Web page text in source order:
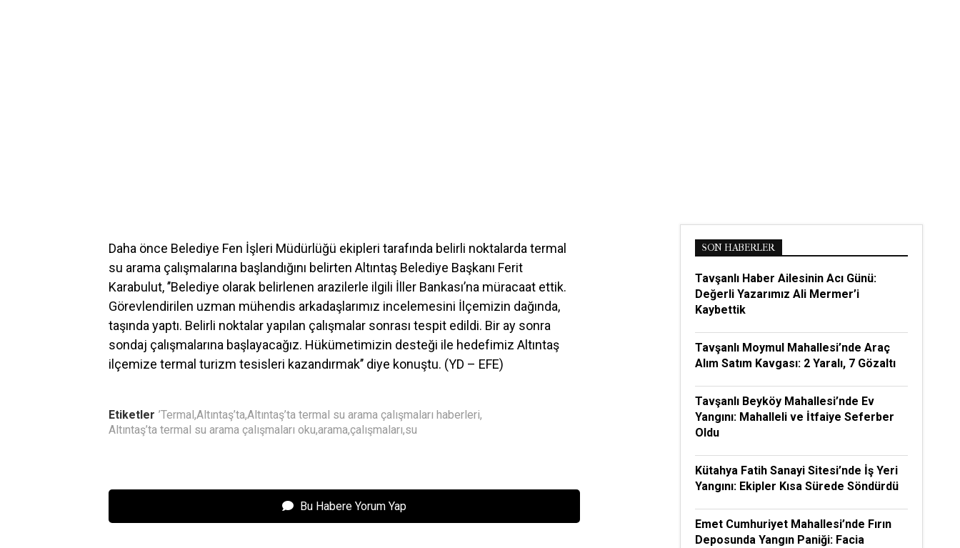
Daha önce Belediye Fen İşleri Müdürlüğü ekipleri tarafında belirli noktalarda termal
su arama çalışmalarına başlandığını belirten Altıntaş Belediye Başkanı Ferit
Karabulut, ’’Belediye olarak belirlenen arazilerle ilgili İller Bankası’na müracaat ettik.
Görevlendirilen uzman mühendis arkadaşlarımız incelemesini İlçemizin dağında,
taşında yaptı. Belirli noktalar yapılan çalışmalar sonrası tespit edildi. Bir ay sonra
sondaj çalışmalarına başlayacağız. Hükümetimizin desteği ile hedefimiz Altıntaş
ilçemize termal turizm tesisleri kazandırmak’’ diye konuştu. (YD – EFE)
Etiketler ’Termal,Altıntaş’ta,Altıntaş’ta termal su arama çalışmaları haberleri,
Altıntaş’ta termal su arama çalışmaları oku,arama,çalışmaları,su
Bu Habere Yorum Yap
SON HABERLER
Tavşanlı Haber Ailesinin Acı Günü:
Değerli Yazarımız Ali Mermer’i
Kaybettik
Tavşanlı Moymul Mahallesi’nde Araç
Alım Satım Kavgası: 2 Yaralı, 7 Gözaltı
Tavşanlı Beyköy Mahallesi’nde Ev
Yangını: Mahalleli ve İtfaiye Seferber
Oldu
Kütahya Fatih Sanayi Sitesi’nde İş Yeri
Yangını: Ekipler Kısa Sürede Söndürdü
Emet Cumhuriyet Mahallesi’nde Fırın
Deposunda Yangın Paniği: Facia